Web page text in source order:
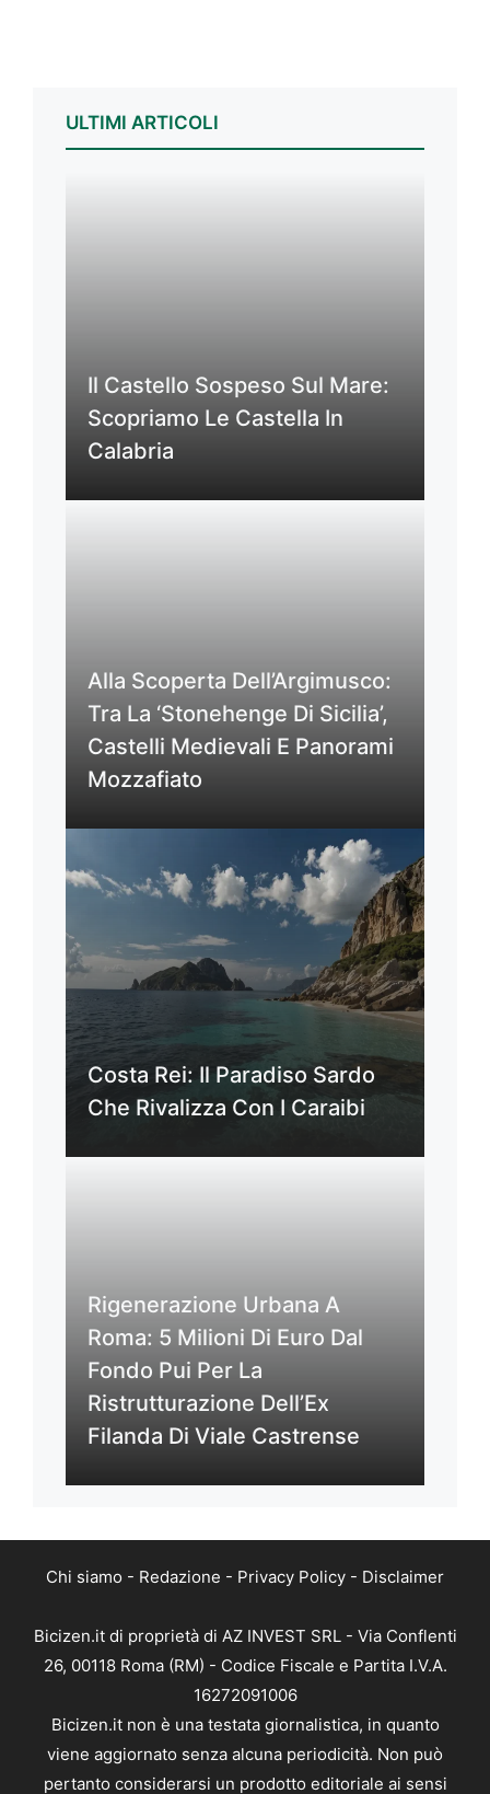
ULTIMI ARTICOLI
Il Castello Sospeso Sul Mare:
Scopriamo Le Castella In
Calabria
Alla Scoperta Dell’Argimusco:
Tra La ‘Stonehenge Di Sicilia’,
Castelli Medievali E Panorami
Mozzafiato
Costa Rei: Il Paradiso Sardo
Che Rivalizza Con I Caraibi
Rigenerazione Urbana A
Roma: 5 Milioni Di Euro Dal
Fondo Pui Per La
Ristrutturazione Dell’Ex
Filanda Di Viale Castrense
Chi siamo - Redazione - Privacy Policy - Disclaimer
Bicizen.it di proprietà di AZ INVEST SRL - Via Conflenti
26, 00118 Roma (RM) - Codice Fiscale e Partita I.V.A.
16272091006
Bicizen.it non è una testata giornalistica, in quanto
viene aggiornato senza alcuna periodicità. Non può
pertanto considerarsi un prodotto editoriale ai sensi